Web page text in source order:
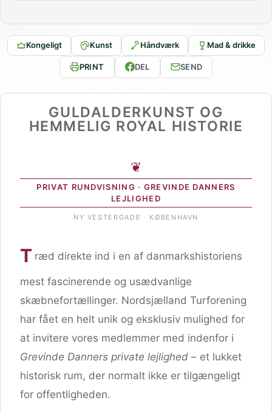
Kongeligt Kunst Håndværk Mad & drikke
PRINT DEL SEND
GULDALDERKUNST OG
HEMMELIG ROYAL HISTORIE
❦
PRIVAT RUNDVISNING · GREVINDE DANNERS
LEJLIGHED
NY VESTERGADE · KØBENHAVN
T ræd direkte ind i en af danmarkshistoriens
mest fascinerende og usædvanlige
skæbnefortællinger. Nordsjælland Turforening
har fået en helt unik og eksklusiv mulighed for
at invitere vores medlemmer med indenfor i
Grevinde Danners private lejlighed – et lukket
historisk rum, der normalt ikke er tilgængeligt
for offentligheden.